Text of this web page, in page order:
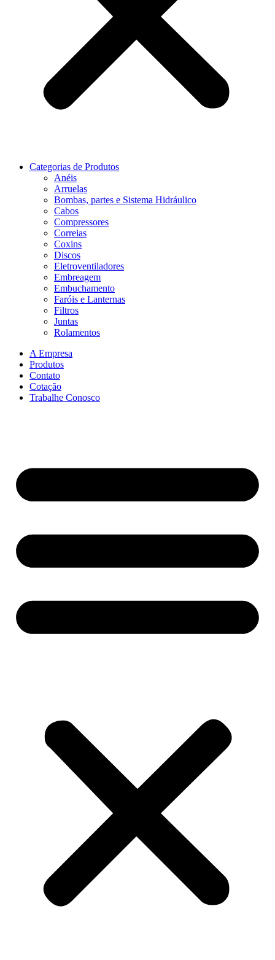
Categorias de Produtos
Anéis
Arruelas
Bombas, partes e Sistema Hidráulico
Cabos
Compressores
Correias
Coxins
Discos
Eletroventiladores
Embreagem
Embuchamento
Faróis e Lanternas
Filtros
Juntas
Rolamentos
A Empresa
Produtos
Contato
Cotação
Trabalhe Conosco